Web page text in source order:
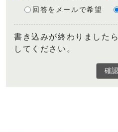
回答をメールで希望
書き込みが終わりました
してください。
確認